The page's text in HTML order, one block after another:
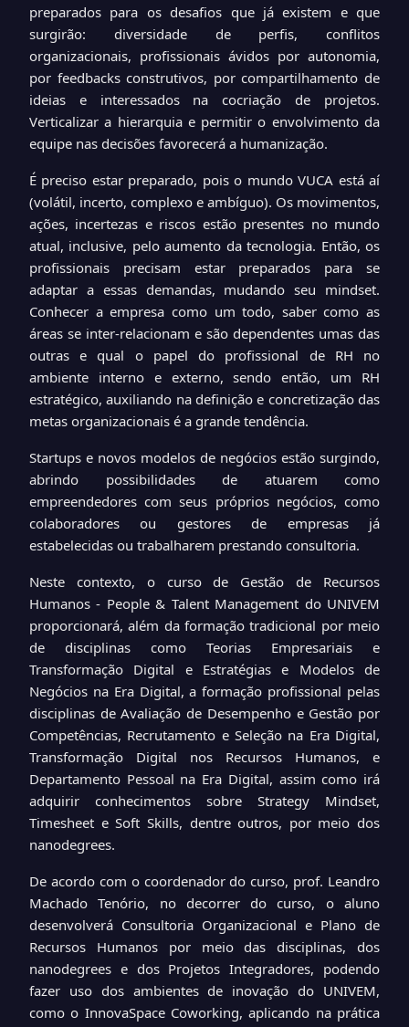
preparados para os desafios que já existem e que
surgirão: diversidade de perfis, conflitos
organizacionais, profissionais ávidos por autonomia,
por feedbacks construtivos, por compartilhamento de
ideias e interessados na cocriação de projetos.
Verticalizar a hierarquia e permitir o envolvimento da
equipe nas decisões favorecerá a humanização.
É preciso estar preparado, pois o mundo VUCA está aí
(volátil, incerto, complexo e ambíguo). Os movimentos,
ações, incertezas e riscos estão presentes no mundo
atual, inclusive, pelo aumento da tecnologia. Então, os
profissionais precisam estar preparados para se
adaptar a essas demandas, mudando seu mindset.
Conhecer a empresa como um todo, saber como as
áreas se inter-relacionam e são dependentes umas das
outras e qual o papel do profissional de RH no
ambiente interno e externo, sendo então, um RH
estratégico, auxiliando na definição e concretização das
metas organizacionais é a grande tendência.
Startups e novos modelos de negócios estão surgindo,
abrindo possibilidades de atuarem como
empreendedores com seus próprios negócios, como
colaboradores ou gestores de empresas já
estabelecidas ou trabalharem prestando consultoria.
Neste contexto, o curso de Gestão de Recursos
Humanos - People & Talent Management do UNIVEM
proporcionará, além da formação tradicional por meio
de disciplinas como Teorias Empresariais e
Transformação Digital e Estratégias e Modelos de
Negócios na Era Digital, a formação profissional pelas
disciplinas de Avaliação de Desempenho e Gestão por
Competências, Recrutamento e Seleção na Era Digital,
Transformação Digital nos Recursos Humanos, e
Departamento Pessoal na Era Digital, assim como irá
adquirir conhecimentos sobre Strategy Mindset,
Timesheet e Soft Skills, dentre outros, por meio dos
nanodegrees.
De acordo com o coordenador do curso, prof. Leandro
Machado Tenório, no decorrer do curso, o aluno
desenvolverá Consultoria Organizacional e Plano de
Recursos Humanos por meio das disciplinas, dos
nanodegrees e dos Projetos Integradores, podendo
fazer uso dos ambientes de inovação do UNIVEM,
como o InnovaSpace Coworking, aplicando na prática